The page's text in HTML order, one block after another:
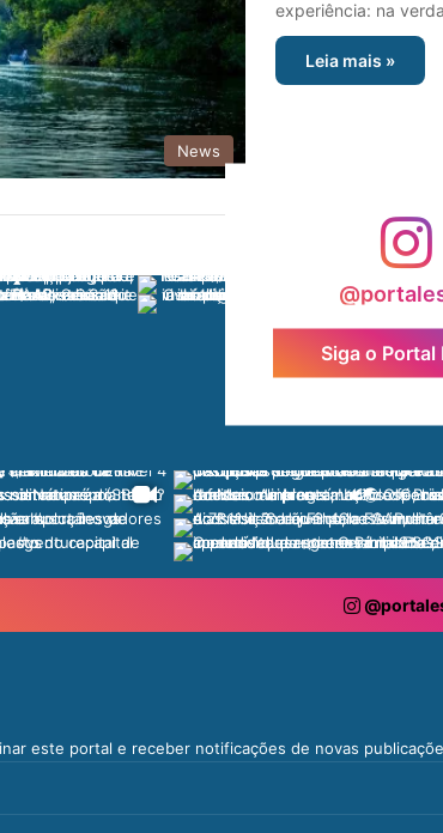
News
experiência: na
Leia mais »
Siga o Portal
este portal e receber notificações de novas